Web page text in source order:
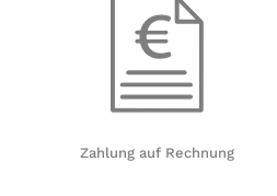
Zahlung auf Rechnung